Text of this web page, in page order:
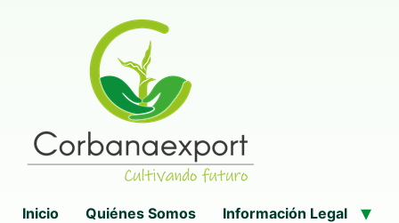
Inicio Quiénes Somos
Información Legal